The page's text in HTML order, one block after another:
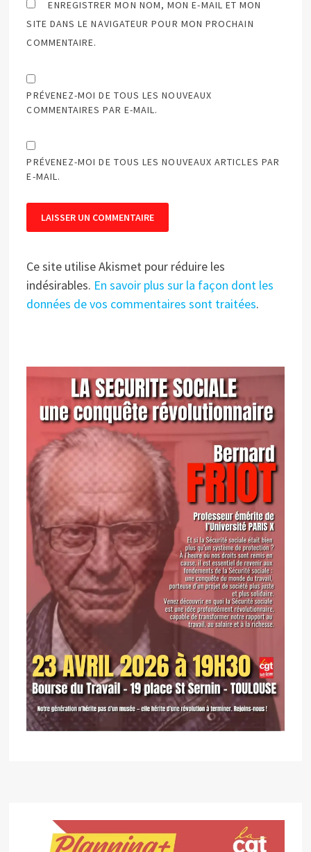
ENREGISTRER MON NOM, MON E-MAIL ET MON
SITE DANS LE NAVIGATEUR POUR MON PROCHAIN
COMMENTAIRE.
PRÉVENEZ-MOI DE TOUS LES NOUVEAUX
COMMENTAIRES PAR E-MAIL.
PRÉVENEZ-MOI DE TOUS LES NOUVEAUX ARTICLES PAR
E-MAIL.
Ce site utilise Akismet pour réduire les
indésirables. En savoir plus sur la façon dont les
données de vos commentaires sont traitées.